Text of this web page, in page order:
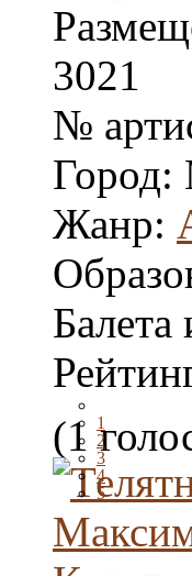
3021
№
Город:
Жанр:
1
2
3
4
5
(1